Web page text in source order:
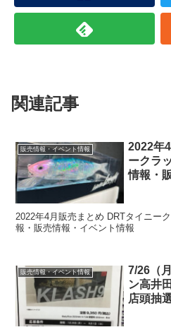
関連記事
販売情報・イベント情報
2022年
ークラ
情報・
2022年4月販売まとめ DRTタイニー
報・販売情報・イベント情報
販売情報・イベント情報
7/26（
ン高井
店頭抽